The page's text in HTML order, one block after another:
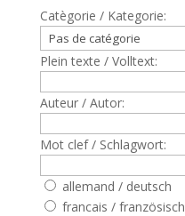
Catègorie / Kategorie:
Plein texte / Volltext:
Auteur / Autor:
Mot clef / Schlagwort:
allemand / deutsch
francais / französisch